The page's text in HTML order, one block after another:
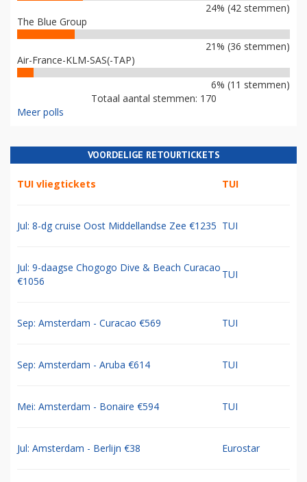
24% (42 stemmen)
The Blue Group
21% (36 stemmen)
Air-France-KLM-SAS(-TAP)
6% (11 stemmen)
Totaal aantal stemmen: 170
Meer polls
VOORDELIGE RETOURTICKETS
TUI vliegtickets TUI
Jul: 8-dg cruise Oost Middellandse Zee €1235 TUI
Jul: 9-daagse Chogogo Dive & Beach Curacao
€1056
TUI
Sep: Amsterdam - Curacao €569 TUI
Sep: Amsterdam - Aruba €614 TUI
Mei: Amsterdam - Bonaire €594 TUI
Jul: Amsterdam - Berlijn €38 Eurostar